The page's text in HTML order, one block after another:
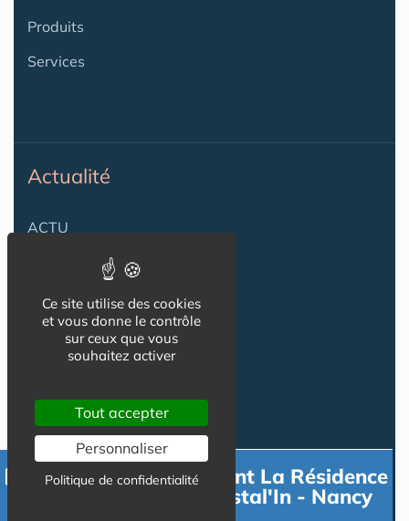
Produits
Services
Actualité
ACTU
AGENDA
Flux RSS
Newsletter
Reseaux Sociaux
Contacter directement La Résidence
Senior Domitys La Cristal'In - Nancy
Ce site utilise des cookies
et vous donne le contrôle
sur ceux que vous
souhaitez activer
Tout accepter
Personnaliser
Politique de confidentialité